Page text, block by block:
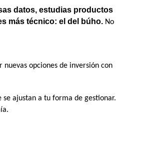
datos, estudias productos
más técnico: el del búho. No
opciones de inversión con
ajustan a tu forma de gestionar.